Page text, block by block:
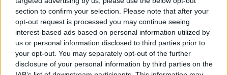
section to confirm your selection. Please note that after your
opt-out request is processed you may continue seeing
interest-based ads based on personal information utilized by
us or personal information disclosed to third parties prior to
your opt-out. You may separately opt-out of the further
disclosure of your personal information by third parties on the
PALLACANESTRO SCANDIANO: Pellacani ne, Astolfi 19,
Doddi 6, Rivi ne, Taddei 13, Braglia 5, Fikri 14, Di Micco, Vanni
15, Saccone, Fontanili 2. All. Baroni.
Arbitri: Bravo e Manzi di Ferrara.